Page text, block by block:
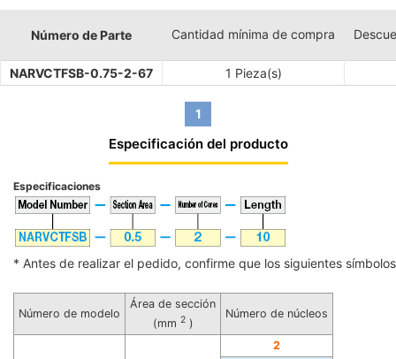
Número de Parte Cantidad mínima de compra
NARVCTFSB-0.75-2-67 1 Pieza(s)
1
Especificación del producto
Especificaciones
* Antes de realizar el pedido, confirme que los siguientes
Número de modelo
Área de sección
(mm 2)
Número de núcleos
2